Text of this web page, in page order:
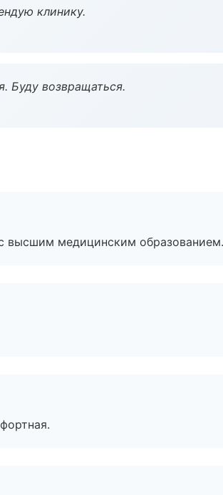
клинику.
Буду возвращаться.
высшим медицинским образованием.